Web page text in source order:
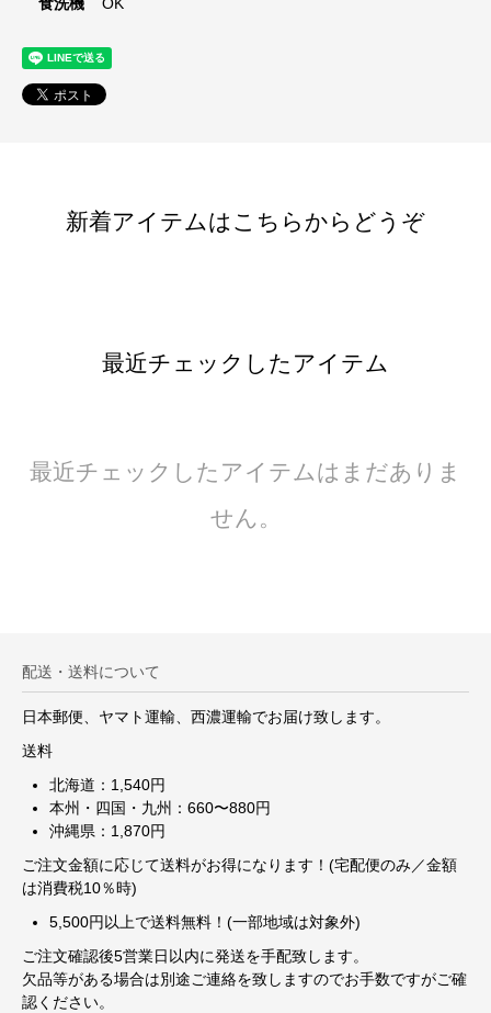
新着アイテムはこちらからどうぞ
最近チェックしたアイテム
最近チェックしたアイテムはまだありま
せん。
配送・送料について
日本郵便、ヤマト運輸、西濃運輸でお届け致します。
送料
北海道：1,540円
本州・四国・九州：660〜880円
沖縄県：1,870円
ご注文金額に応じて送料がお得になります！(宅配便のみ／金額
は消費税10％時)
5,500円以上で送料無料！(一部地域は対象外)
ご注文確認後5営業日以内に発送を手配致します。
欠品等がある場合は別途ご連絡を致しますのでお手数ですがご確
認ください。